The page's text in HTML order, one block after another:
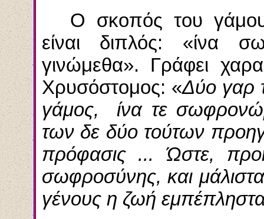
Ο σκοπός του
είναι διπλός: «ίνα
γινώμεθα». Γράφει
Χρυσόστομος: «Δύο γαρ
γάμος, ίνα τε
των δε δύο τούτων
πρόφασις... Ώστε,
σωφροσύνης, και
γένους η ζωή